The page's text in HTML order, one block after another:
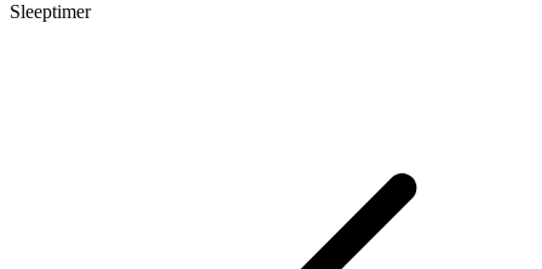
Sleeptimer